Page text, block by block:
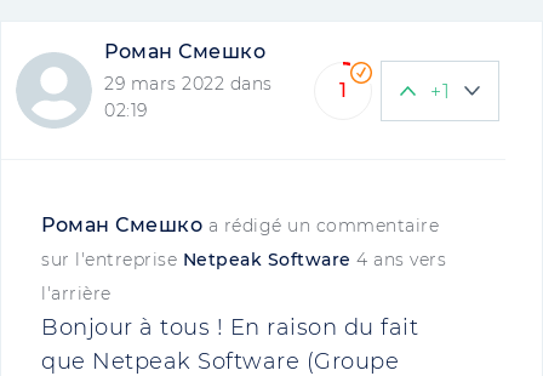
Роман Смешко
29 mars 2022 dans
02:19
1 +1
Роман Смешко a rédigé un commentaire
sur l'entreprise Netpeak Software 4 ans vers
l'arrière
Bonjour à tous ! En raison du fait
que Netpeak Software (Groupe